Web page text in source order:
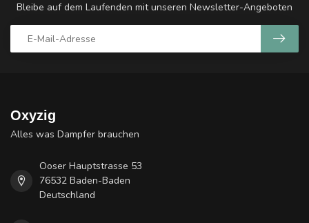
Bleibe auf dem Laufenden mit unseren Newsletter-Angeboten
Oxyzig
Alles was Dampfer brauchen
Ooser Hauptstrasse 53
76532 Baden-Baden
Deutschland